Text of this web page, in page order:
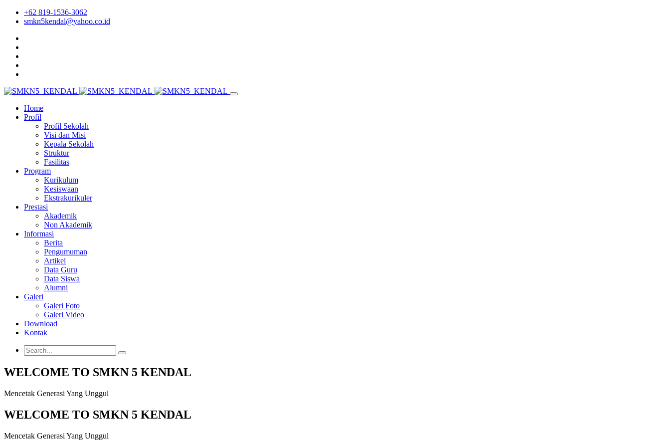
+62 819-1536-3062
smkn5kendal@yahoo.co.id
Home
Profil
Profil Sekolah
Visi dan Misi
Kepala Sekolah
Struktur
Fasilitas
Program
Kurikulum
Kesiswaan
Ekstrakurikuler
Prestasi
Akademik
Non Akademik
Informasi
Berita
Pengumuman
Artikel
Data Guru
Data Siswa
Alumni
Galeri
Galeri Foto
Galeri Video
Download
Kontak
WELCOME TO SMKN 5 KENDAL
Mencetak Generasi Yang Unggul
WELCOME TO SMKN 5 KENDAL
Mencetak Generasi Yang Unggul